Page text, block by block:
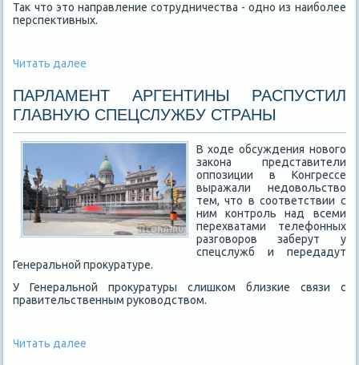
Так что это направление сотрудничества - одно из наиболее
перспективных.
Читать далее
ПАРЛАМЕНТ АРГЕНТИНЫ РАСПУСТИЛ
ГЛАВНУЮ СПЕЦСЛУЖБУ СТРАНЫ
В ходе обсуждения нового
закона представители
оппозиции в Конгрессе
выражали недовольство
тем, что в соответствии с
ним контроль над всеми
перехватами телефонных
разговоров заберут у
спецслужб и передадут
Генеральной прокуратуре.
У Генеральной прокуратуры слишком близкие связи с
правительственным руководством.
Читать далее